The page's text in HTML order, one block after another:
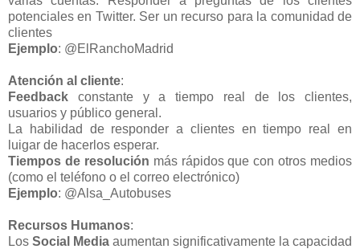
potenciales en Twitter. Ser un recurso para la comunidad de
clientes
Ejemplo: @ElRanchoMadrid
Atención al cliente:
Feedback constante y a tiempo real de los clientes,
usuarios y público general.
La habilidad de responder a clientes en tiempo real en
luigar de hacerlos esperar.
Tiempos de resolución más rápidos que con otros medios
(como el teléfono o el correo electrónico)
Ejemplo: @Alsa_Autobuses
Recursos Humanos:
Los Social Media aumentan significativamente la capacidad